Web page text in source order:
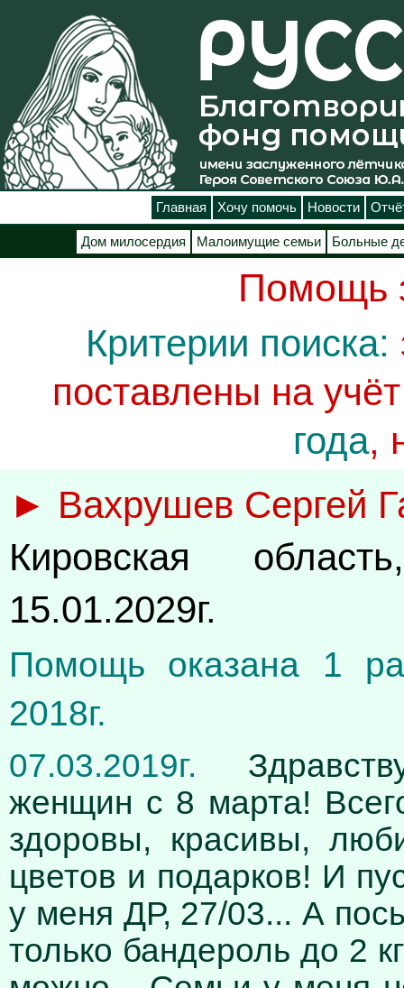
Главная Хочу помочь Новости
Дом милосердия Малоимущие семьи Больные
Помощь
Критерии поиска:
поставлены на
года,
► Вахрушев Сергей
Кировская
15.01.2029г.
Помощь оказана 1
2018г.
07.03.2019г.
женщин с 8 марта!
здоровы, красивы,
цветов и подарков! И
у меня ДР, 27/03... А
только бандероль до 2